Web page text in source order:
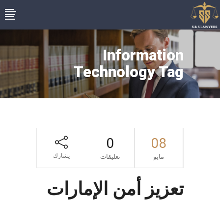
Information
Technology Tag
08
مايو
0
تعليقات يشارك
تعزيز أمن الإمارات